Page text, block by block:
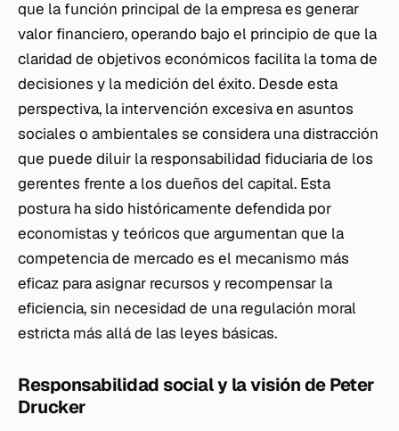
que la función principal de la empresa es generar
valor financiero, operando bajo el principio de que la
claridad de objetivos económicos facilita la toma de
decisiones y la medición del éxito. Desde esta
perspectiva, la intervención excesiva en asuntos
sociales o ambientales se considera una distracción
que puede diluir la responsabilidad fiduciaria de los
gerentes frente a los dueños del capital. Esta
postura ha sido históricamente defendida por
economistas y teóricos que argumentan que la
competencia de mercado es el mecanismo más
eficaz para asignar recursos y recompensar la
eficiencia, sin necesidad de una regulación moral
estricta más allá de las leyes básicas.
Responsabilidad social y la visión de Peter
Drucker